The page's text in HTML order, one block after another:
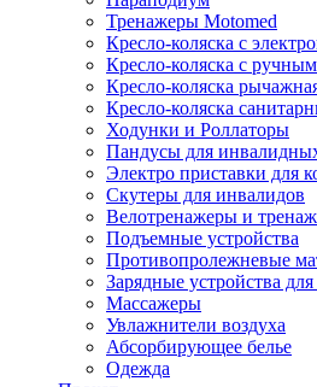
Тренажеры Motomed
Кресло-коляска с
Кресло-коляска с
Кресло-коляска
Кресло-коляска
Ходунки и Роллаторы
Пандусы для
Электро приставки для
Скутеры для инвалидов
Велотренажеры и
Подъемные устройства
Противопролежневые
Зарядные устройства для
Массажеры
Увлажнители воздуха
Абсорбирующее белье
Одежда